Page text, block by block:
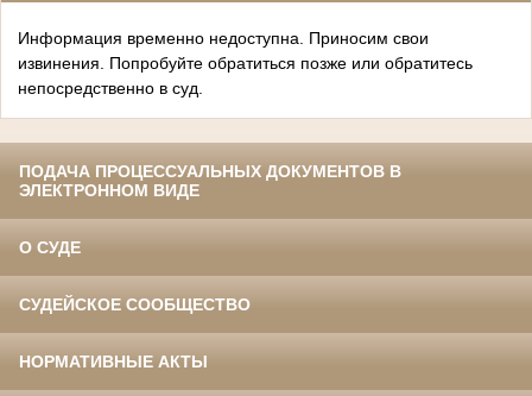
Информация временно недоступна. Приносим свои
извинения. Попробуйте обратиться позже или обратитесь
непосредственно в суд.
ПОДАЧА ПРОЦЕССУАЛЬНЫХ ДОКУМЕНТОВ В
ЭЛЕКТРОННОМ ВИДЕ
О СУДЕ
СУДЕЙСКОЕ СООБЩЕСТВО
НОРМАТИВНЫЕ АКТЫ